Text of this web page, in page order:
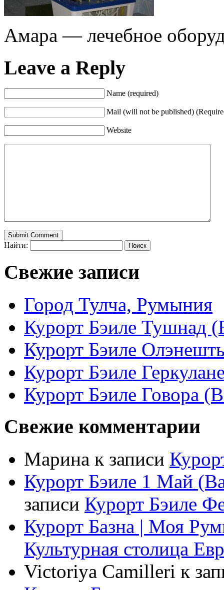
Амара — лечебное
Leave a Reply
Name (required)
Mail (will not be published)
Website
Найти:
Свежие записи
Город Тулча, Румыния
Курорт Бэиле Тушнад
Курорт Бэиле
Курорт Бэиле
Курорт Бэиле Говора
Свежие комментарии
Марина к записи
Курорт Бэиле 1 Май
записи Курорт Бэиле
Курорт Базна | Моя
Культурная столица
Victoriya Camilleri к